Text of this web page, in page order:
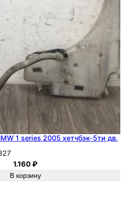
1 series 2005 хетчбэк-5ти дв.
1.160₽
В корзину